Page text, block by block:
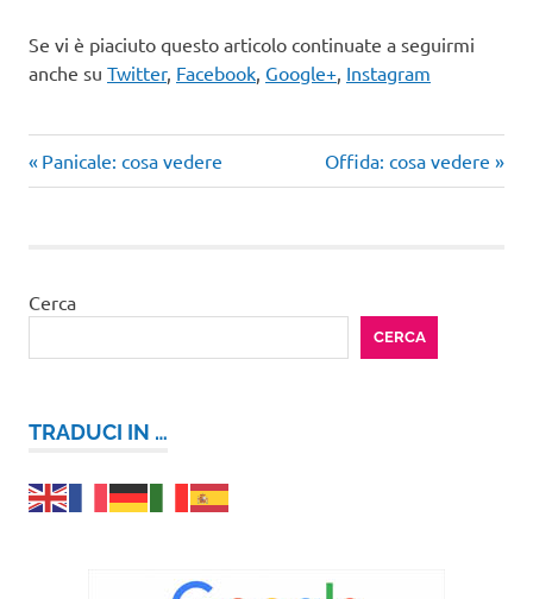
Se vi è piaciuto questo articolo continuate a seguirmi
anche su Twitter, Facebook Google+ Instagram
Navigazione
Articolo
precedente:
Panicale: cosa vedere
Articolo
successivo:
Offida: cosa vedere
Cerca
CERCA
TRADUCI IN …